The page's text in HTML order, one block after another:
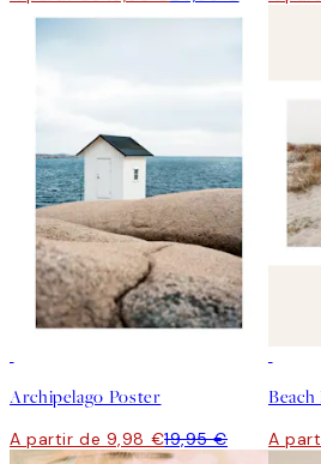
Archipelago Poster
A partir de 9,98 €19,95 € A